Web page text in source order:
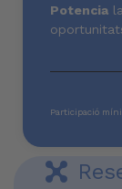
Potencia
Participació